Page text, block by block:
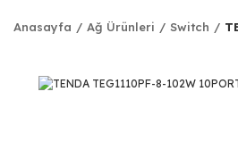
Anasayfa Ağ Ürünleri Switch